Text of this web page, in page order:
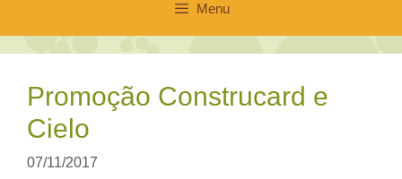
Menu
Promoção Construcard e
Cielo
07/11/2017